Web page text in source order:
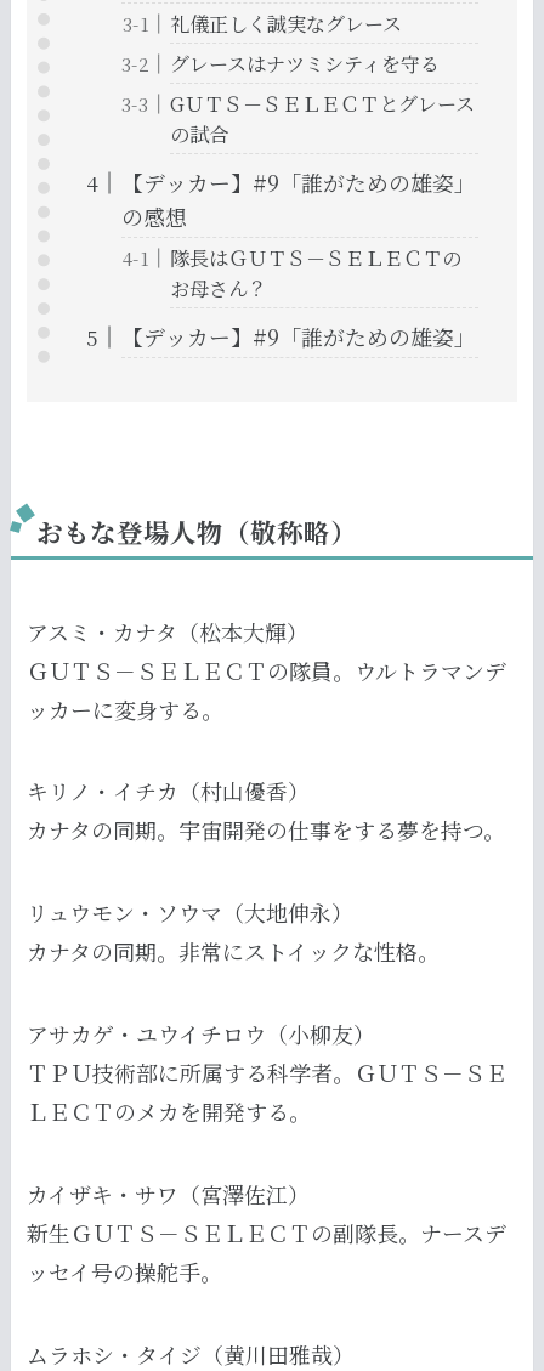
礼儀正しく誠実なグレース
グレースはナツミシティを守る
GＵＴＳ－ＳＥＬＥＣＴとグレース
の試合
【デッカー】#9「誰がための雄姿」
の感想
隊長はＧＵＴＳ－ＳＥＬＥＣＴの
お母さん？
【デッカー】#9「誰がための雄姿」
おもな登場人物（敬称略）
アスミ・カナタ（松本大輝）
ＧＵＴＳ－ＳＥＬＥＣＴの隊員。ウルトラマンデ
ッカーに変身する。
キリノ・イチカ（村山優香）
カナタの同期。宇宙開発の仕事をする夢を持つ。
リュウモン・ソウマ（大地伸永）
カナタの同期。非常にストイックな性格。
アサカゲ・ユウイチロウ（小柳友）
ＴＰＵ技術部に所属する科学者。ＧＵＴＳ－ＳＥ
ＬＥＣＴのメカを開発する。
カイザキ・サワ（宮澤佐江）
新生ＧＵＴＳ－ＳＥＬＥＣＴの副隊長。ナースデ
ッセイ号の操舵手。
ムラホシ・タイジ（黄川田雅哉）